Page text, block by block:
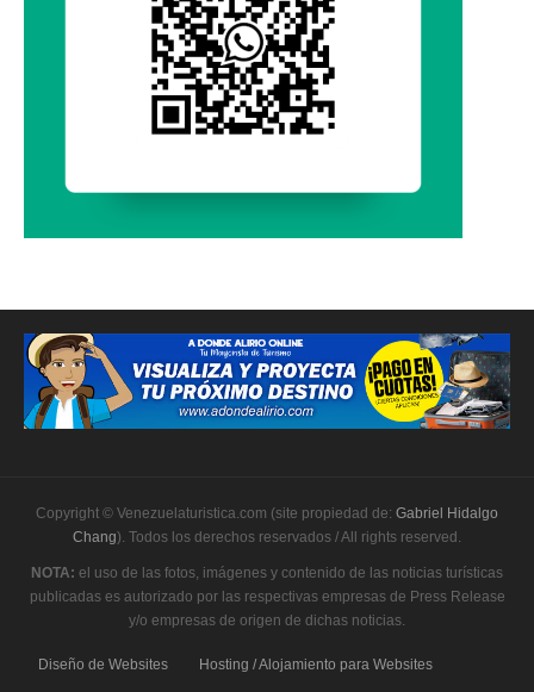
Copyright © Venezuelaturistica.com (site propiedad de: Gabriel Hidalgo
Chang). Todos los derechos reservados / All rights reserved.
NOTA: el uso de las fotos, imágenes y contenido de las noticias turísticas
publicadas es autorizado por las respectivas empresas de Press Release
y/o empresas de origen de dichas noticias.
Diseño de Websites Hosting / Alojamiento para Websites